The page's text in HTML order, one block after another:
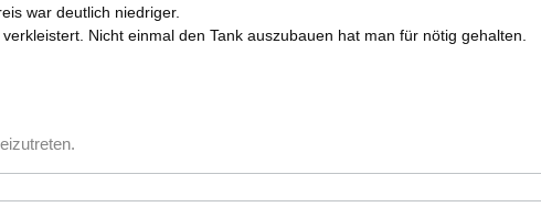
war deutlich niedriger.
Nicht einmal den Tank auszubauen hat man für nötig gehalten.